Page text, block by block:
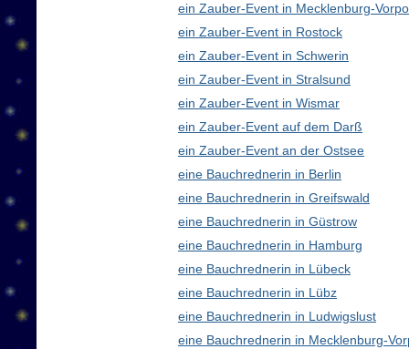
ein Zauber-Event in Mecklenburg-
ein Zauber-Event in Rostock
ein Zauber-Event in Schwerin
ein Zauber-Event in Stralsund
ein Zauber-Event in Wismar
ein Zauber-Event auf dem Darß
ein Zauber-Event an der Ostsee
eine Bauchrednerin in Berlin
eine Bauchrednerin in Greifswald
eine Bauchrednerin in Güstrow
eine Bauchrednerin in Hamburg
eine Bauchrednerin in Lübeck
eine Bauchrednerin in Lübz
eine Bauchrednerin in Ludwigslust
eine Bauchrednerin in Mecklenburg-